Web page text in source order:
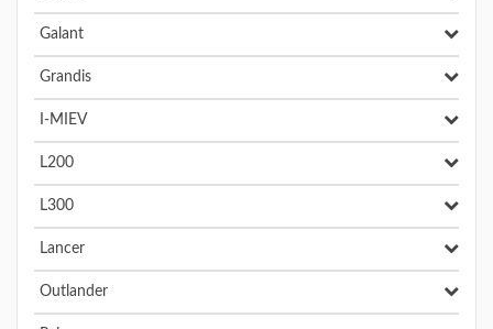
Galant
Grandis
I-MIEV
L200
L300
Lancer
Outlander